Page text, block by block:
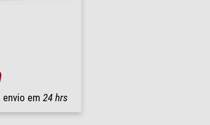
envio em 24 hrs